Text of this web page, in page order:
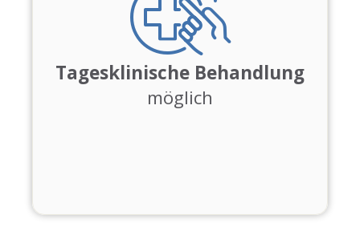
Tagesklinische Behandlung
möglich